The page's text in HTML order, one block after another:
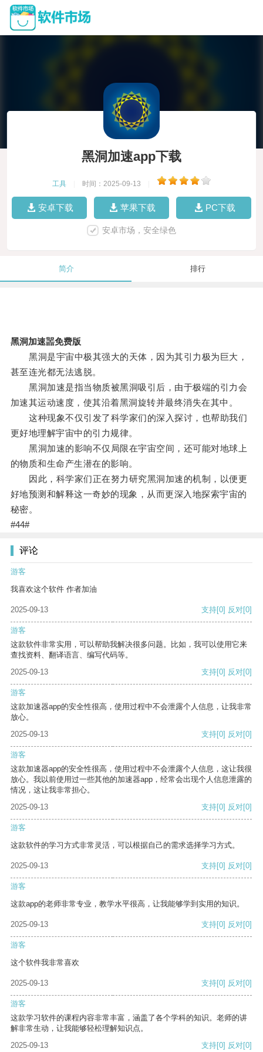
黑洞加速app下载
工具 时间：2025-09-13
安卓下载 苹果下载 PC下载
安卓市场，安全绿色
简介 排行
黑洞加速噐免费版
黑洞是宇宙中极其强大的天体，因为其引力极为巨大，
甚至连光都无法逃脱。
黑洞加速是指当物质被黑洞吸引后，由于极端的引力会
加速其运动速度，使其沿着黑洞旋转并最终消失在其中。
这种现象不仅引发了科学家们的深入探讨，也帮助我们
更好地理解宇宙中的引力规律。
黑洞加速的影响不仅局限在宇宙空间，还可能对地球上
的物质和生命产生潜在的影响。
因此，科学家们正在努力研究黑洞加速的机制，以便更
好地预测和解释这一奇妙的现象，从而更深入地探索宇宙的
秘密。
#44#
评论
游客
我喜欢这个软件 作者加油
2025-09-13 支持[0] 反对[0]
游客
这款软件非常实用，可以帮助我解决很多问题。比如，我可以使用它来
查找资料、翻译语言、编写代码等。
2025-09-13
支持[0] 反对[0]
游客
这款加速器app的安全性很高，使用过程中不会泄露个人信息，让我非常
放心。
2025-09-13
支持[0] 反对[0]
游客
这款加速器app的安全性很高，使用过程中不会泄露个人信息，这让我很
放心。我以前使用过一些其他的加速器app，经常会出现个人信息泄露的
情况，这让我非常担心。
2025-09-13
支持[0] 反对[0]
游客
这款软件的学习方式非常灵活，可以根据自己的需求选择学习方式。
2025-09-13 支持[0] 反对[0]
游客
这款app的老师非常专业，教学水平很高，让我能够学到实用的知识。
2025-09-13 支持[0] 反对[0]
游客
这个软件我非常喜欢
2025-09-13 支持[0] 反对[0]
游客
这款学习软件的课程内容非常丰富，涵盖了各个学科的知识。老师的讲
解非常生动，让我能够轻松理解知识点。
2025-09-13
支持[0] 反对[0]